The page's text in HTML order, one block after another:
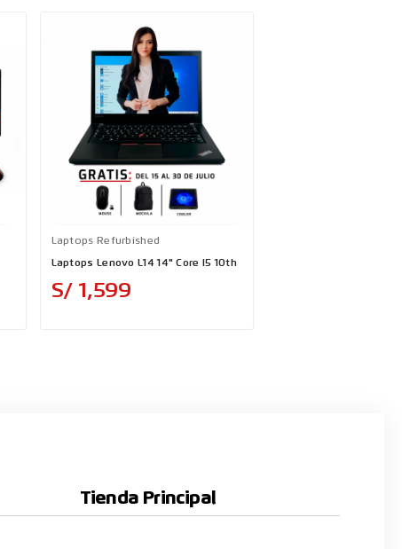
Laptops Refurbished
Laptops Lenovo L14 14" Core I5 10th
S/ 1,599
Tienda Principal